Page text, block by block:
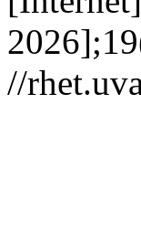
//